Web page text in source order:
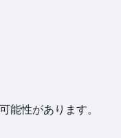
能性があります。